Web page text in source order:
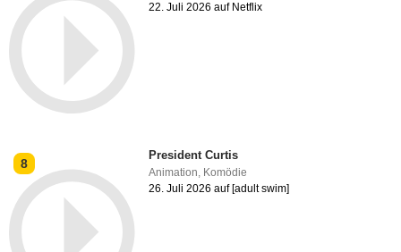
22. Juli 2026 auf Netflix
8
President Curtis
Animation, Komödie
26. Juli 2026 auf [adult swim]